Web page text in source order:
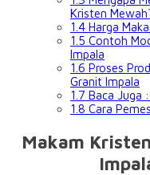
Kristen
1.4 Harga
1.5 Contoh
Impala
1.6 Proses
Granit Impala
1.7 Baca Juga
1.8 Cara
Makam